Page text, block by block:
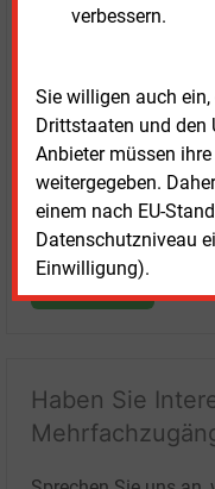
verbessern.
Sie willigen auch
Drittstaaten und den
Anbieter müssen
weitergegeben.
einem nach EU-
Datenschutzniveau
Einwilligung).
Login für Kunden
Haben Sie